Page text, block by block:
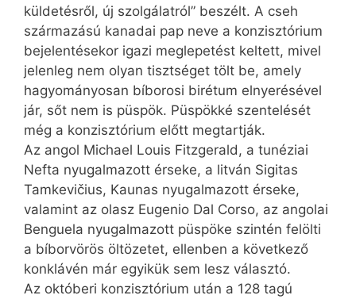
küldetésről, új szolgálatról” beszélt. A cseh
származású kanadai pap neve a konzisztórium
bejelentésekor igazi meglepetést keltett, mivel
jelenleg nem olyan tisztséget tölt be, amely
hagyományosan bíborosi birétum elnyerésével
jár, sőt nem is püspök. Püspökké szentelését
még a konzisztórium előtt megtartják.
Az angol Michael Louis Fitzgerald, a tunéziai
Nefta nyugalmazott érseke, a litván Sigitas
Tamkevičius, Kaunas nyugalmazott érseke,
valamint az olasz Eugenio Dal Corso, az angolai
Benguela nyugalmazott püspöke szintén felölti
a bíborvörös öltözetet, ellenben a következő
konklávén már egyikük sem lesz választó.
Az októberi konzisztórium után a 128 tagú